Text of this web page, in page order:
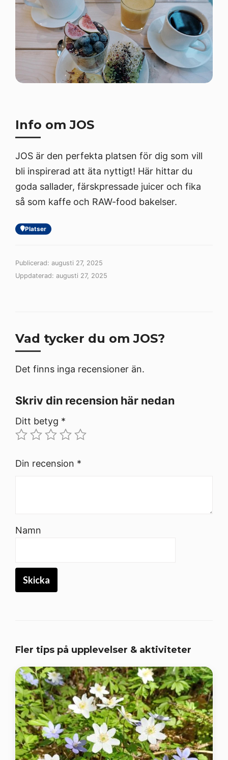
Info om JOS
JOS är den perfekta platsen för dig som vill
bli inspirerad att äta nyttigt! Här hittar du
goda sallader, färskpressade juicer och fika
så som kaffe och RAW-food bakelser.
Platser
Publicerad: augusti 27, 2025
Uppdaterad: augusti 27, 2025
Vad tycker du om JOS?
Det finns inga recensioner än.
Skriv din recension här nedan
Ditt betyg *
Din recension *
Namn
Fler tips på upplevelser & aktiviteter